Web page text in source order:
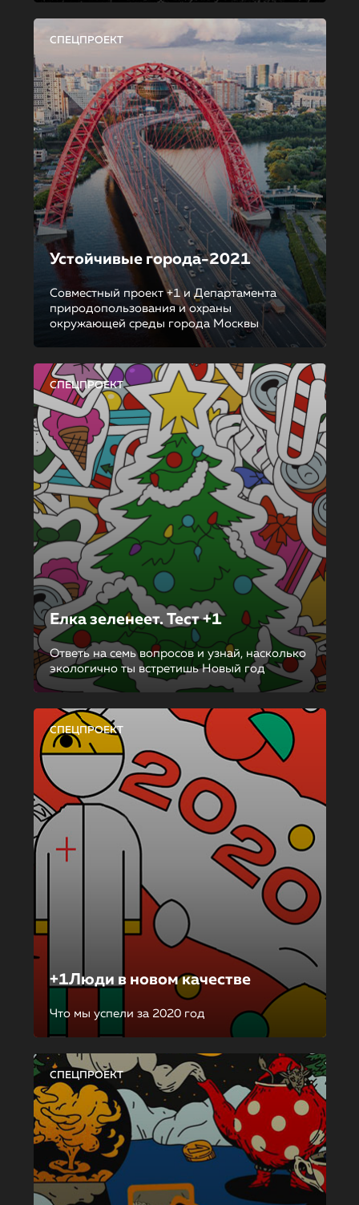
СПЕЦПРОЕКТ
Устойчивые города-2021
Совместный проект +1 и Департамента
природопользования и охраны
окружающей среды города Москвы
СПЕЦПРОЕКТ
Елка зеленеет. Тест +1
Ответь на семь вопросов и узнай, насколько
экологично ты встретишь Новый год
СПЕЦПРОЕКТ
+1Люди в новом качестве
Что мы успели за 2020 год
СПЕЦПРОЕКТ